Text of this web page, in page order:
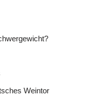
Weintor